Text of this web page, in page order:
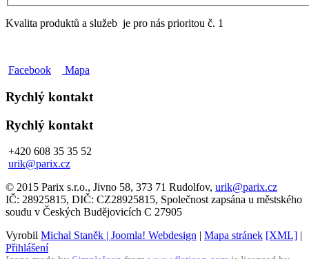
Kvalita produktů a služeb je pro nás prioritou č. 1
Facebook Mapa
Rychlý kontakt
Rychlý kontakt
+420 608 35 35 52
urik@parix.cz
© 2015 Parix s.r.o., Jivno 58, 373 71 Rudolfov, urik@parix.cz
IČ: 28925815, DIČ: CZ28925815, Společnost zapsána u městského
soudu v Českých Budějovicích C 27905
Vyrobil Michal Staněk | Joomla! Webdesign | Mapa stránek [XML] |
Přihlášení